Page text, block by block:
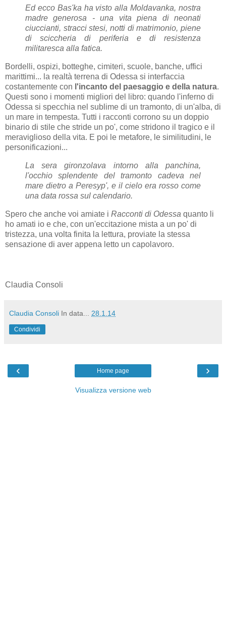
Ed ecco Bas'ka ha visto alla Moldavanka, nostra
madre generosa - una vita piena di neonati
ciuccianti, stracci stesi, notti di matrimonio, piene
di sciccheria di periferia e di resistenza
militaresca alla fatica.
Bordelli, ospizi, botteghe, cimiteri, scuole, banche, uffici
marittimi... la realtà terrena di Odessa si interfaccia
costantemente con l'incanto del paesaggio e della natura.
Questi sono i momenti migliori del libro: quando l'inferno di
Odessa si specchia nel sublime di un tramonto, di un'alba, di
un mare in tempesta. Tutti i racconti corrono su un doppio
binario di stile che stride un po', come stridono il tragico e il
meraviglioso della vita. E poi le metafore, le similitudini, le
personificazioni...
La sera gironzolava intorno alla panchina,
l'occhio splendente del tramonto cadeva nel
mare dietro a Peresyp', e il cielo era rosso come
una data rossa sul calendario.
Spero che anche voi amiate i Racconti di Odessa quanto li
ho amati io e che, con un'eccitazione mista a un po' di
tristezza, una volta finita la lettura, proviate la stessa
sensazione di aver appena letto un capolavoro.
Claudia Consoli
Claudia Consoli In data... 28.1.14
Condividi
‹ ›
Home page
Visualizza versione web